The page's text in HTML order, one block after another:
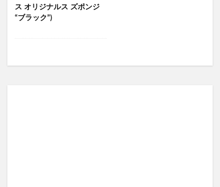
ス オリジナルス ズポンジ
“ブラック”)